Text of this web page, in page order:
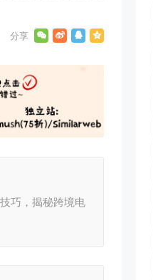
巧，揭秘跨境电